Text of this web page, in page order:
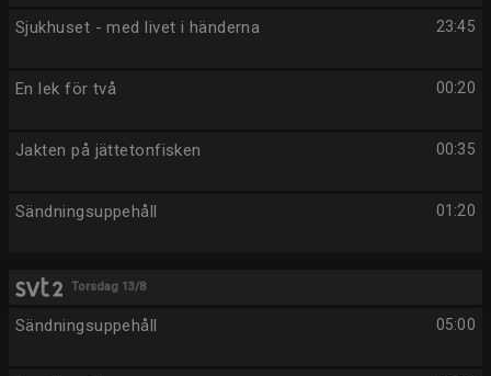
23:45
Sjukhuset - med livet i händerna
00:20
En lek för två
00:35
Jakten på jättetonfisken
01:20
Sändningsuppehåll
Torsdag 13/8
05:00
Sändningsuppehåll